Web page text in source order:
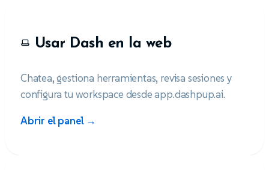
Usar Dash en la web
Chatea, gestiona herramientas, revisa sesiones y
configura tu workspace desde app.dashpup.ai.
Abrir el panel →